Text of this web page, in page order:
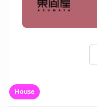
House